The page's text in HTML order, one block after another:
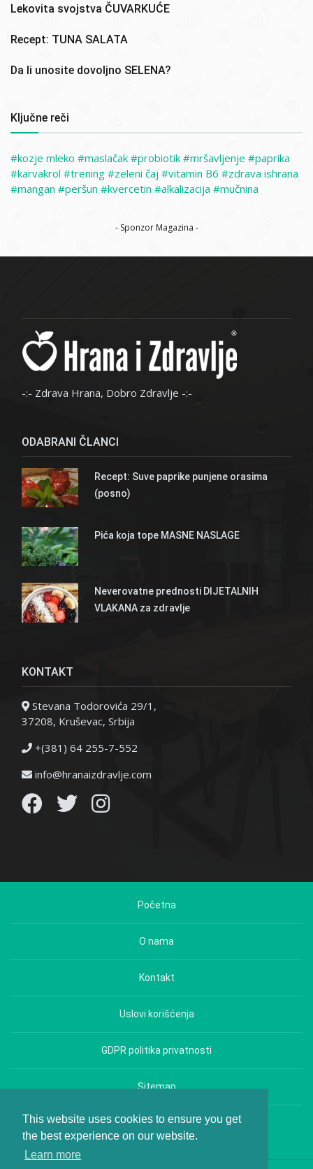
This website uses cookies to ensure you get
the best experience on our website.
Learn more
Lekovita svojstva ČUVARKUĆE
Recept: TUNA SALATA
Da li unosite dovoljno SELENA?
Ključne reči
kozje mleko maslačak probiotik mršavljenje
paprika
karvakrol
trening zeleni čaj vitamin B6
zdrava ishrana
mangan
peršun kvercetin alkalizacija mučnina
- Sponzor Magazina -
-:- Zdrava Hrana, Dobro Zdravlje -:-
ODABRANI ČLANCI
Recept: Suve paprike punjene orasima
(posno)
Pića koja tope MASNE NASLAGE
Neverovatne prednosti DIJETALNIH
VLAKANA za zdravlje
KONTAKT
Stevana Todorovića 29/1,
37208, Kruševac, Srbija
+(381) 64 255-7-552
info@hranaizdravlje.com
Početna
O nama
Kontakt
Uslovi korišćenja
GDPR politika privatnosti
Sitemap
Copyright © Hrana i Zdravlje - All rights reserved.